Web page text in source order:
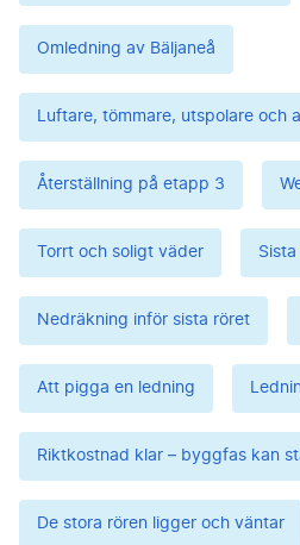
Omledning av Bäljaneå
Luftare, tömmare, utspolare och
Återställning på etapp 3
Torrt och soligt väder
Nedräkning inför sista röret
Att pigga en ledning
Riktkostnad klar – byggfas kan
De stora rören ligger och väntar